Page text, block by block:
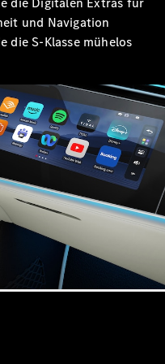
und Navigation
die S-Klasse mühelos